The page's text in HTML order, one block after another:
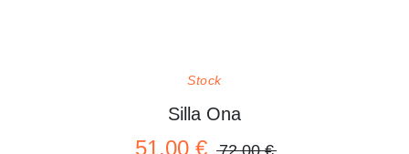
Stock
Silla Ona
51,00 € 72,00 €